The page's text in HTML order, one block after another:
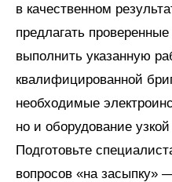
в качественном
предлагать
выполнить указанную
квалифицированной
необходимые
но и оборудование
Подготовьте
вопросов «на засыпку»